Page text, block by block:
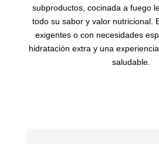
subproductos, cocinada a fuego
todo su sabor y valor nutricional.
exigentes o con necesidades
hidratación extra y una
saludable.